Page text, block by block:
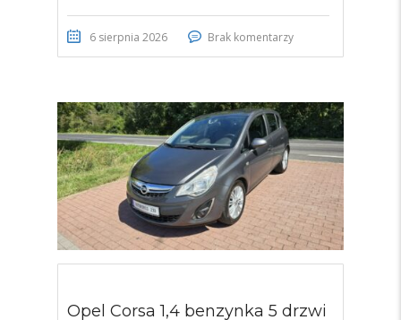
6 sierpnia 2026 Brak komentarzy
Opel Corsa 1,4 benzynka 5 drzwi